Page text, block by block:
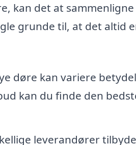
kan det at
grunde til, at det altid
døre kan variere
kan du finde den
leverandører